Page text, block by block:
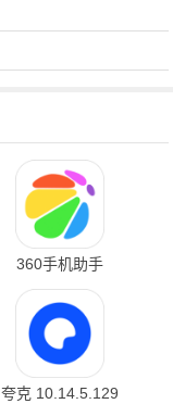
360手机助手
10.2.2 官方版
夸克 10.14.5.129